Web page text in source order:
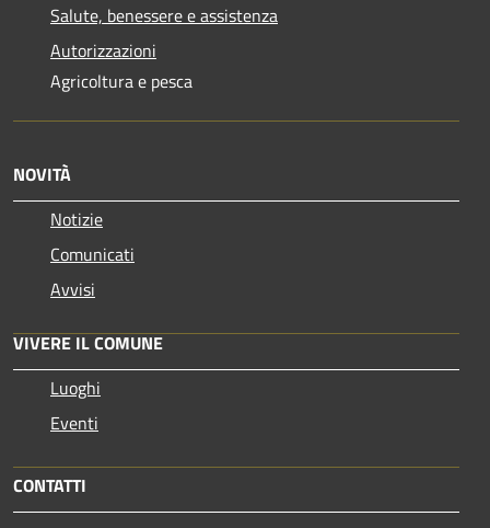
Salute, benessere e assistenza
Autorizzazioni
Agricoltura e pesca
NOVITÀ
Notizie
Comunicati
Avvisi
VIVERE IL COMUNE
Luoghi
Eventi
CONTATTI